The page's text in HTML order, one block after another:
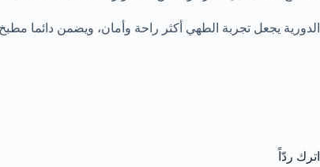
الدورية يجعل تجربة الطهي أكثر راحة وأمان، ويضمن دائما
اترك ردّاً